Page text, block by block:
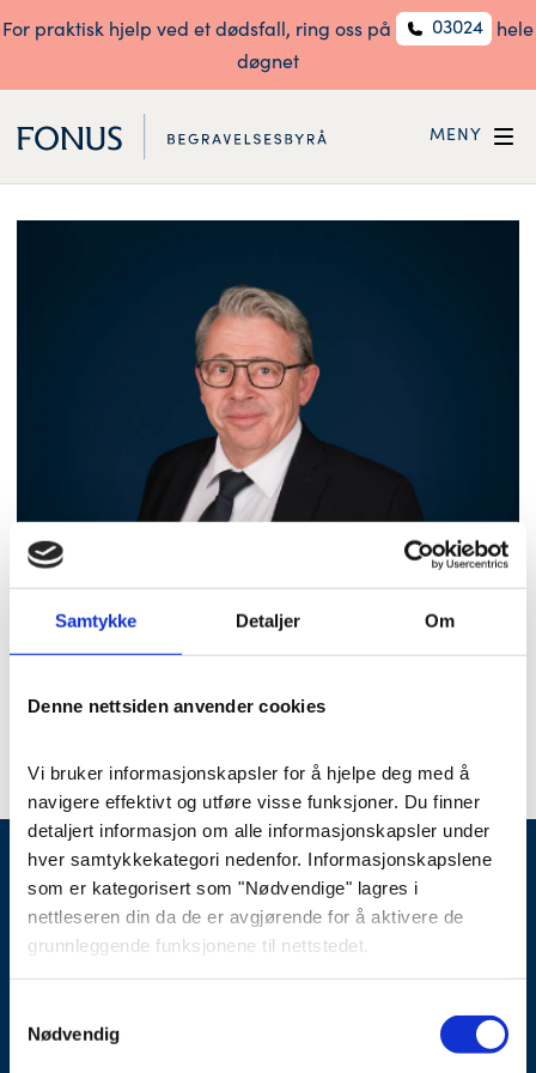
Samtykke Detaljer Om
Denne nettsiden anvender cookies
Vi bruker informasjonskapsler for å hjelpe deg med å
navigere effektivt og utføre visse funksjoner. Du finner
detaljert informasjon om alle informasjonskapsler under
hver samtykkekategori nedenfor. Informasjonskapslene
som er kategorisert som "Nødvendige" lagres i
nettleseren din da de er avgjørende for å aktivere de
grunnleggende funksjonene til nettstedet.
hjelper oss med å analysere hvordan du bruker denne
nettsiden, lagrer innstillingene dine og angir innhold og
Nødvendig
For praktisk hjelp ved et dødsfall, ring oss på 03024
hele
døgnet
MENY
Ole Jørgen Setsaas
03024 post@fonus.no
Som OBOS-medlem får du fordeler hos Fonus. Les mer her